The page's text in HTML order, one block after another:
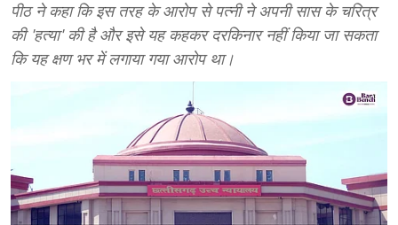
पीठ ने कहा कि इस तरह के आरोप से पत्नी ने अपनी सास के चरित्र
की 'हत्या' की है और इसे यह कहकर दरकिनार नहीं किया जा सकता
कि यह क्षण भर में लगाया गया आरोप था।